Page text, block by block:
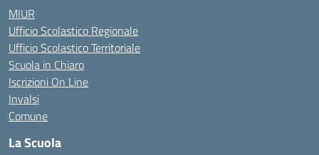
MIUR
Ufficio Scolastico Regionale
Ufficio Scolastico Territoriale
Scuola in Chiaro
Iscrizioni On Line
Invalsi
Comune
La Scuola